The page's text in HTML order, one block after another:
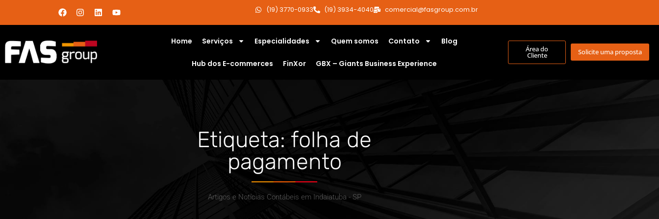
(19) 3770-0933 (19) 3934-4040 comercial@fasgroup.com.br
Home Serviços Especialidades Quem somos Contato Blog
Hub dos E-commerces FinXor GBX – Giants Business Experience
Área do
Cliente Solicite uma proposta
Etiqueta: folha de
pagamento
Artigos e Notícias Contábeis em Indaiatuba - SP